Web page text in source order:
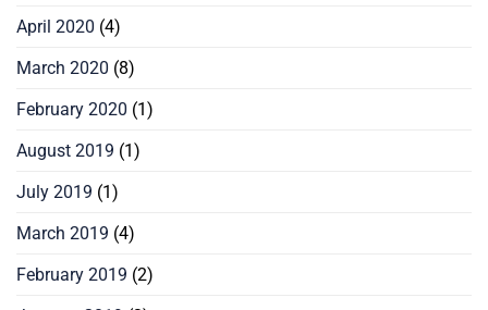
April 2020 (4)
March 2020 (8)
February 2020 (1)
August 2019 (1)
July 2019 (1)
March 2019 (4)
February 2019 (2)